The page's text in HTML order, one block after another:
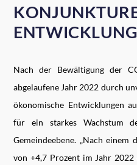
Nach der Bewältigung der
abgelaufene Jahr 2022 durch
ökonomische Entwicklungen
für ein starkes Wachstum
Gemeindeebene. „Nach einem
von +4,7 Prozent im Jahr